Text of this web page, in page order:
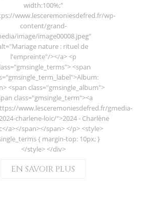
width:100%;"
www.lesceremoniesdefred.fr/wp-
content/grand-
image/image00008.jpeg"
nature : rituel de
l'empreinte"/></a> <p
<span
<span class="gmsingle_album">
class="gmsingle_term"><a
www.lesceremoniesdefred.fr/gmedia-
charlene-loic/">2024 - Charlène
a></span></span> </p> <style>
{ margin-top: 10px; }
</style> </div>
EN SAVOIR PLUS